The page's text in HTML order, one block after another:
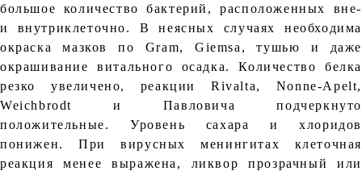
большое количество бактерий, расположенных вне-
и внутриклеточно. В неясных случаях необходима
окраска мазков по Gram, Giemsa, тушью и даже
окрашивание витального осадка. Количество белка
резко увеличено, реакции Rivalta, Nonne-Apelt,
Weichbrodt и Павловича подчеркнуто
положительные. Уровень сахара и хлоридов
понижен. При вирусных менингитах клеточная
реакция менее выражена, ликвор прозрачный или